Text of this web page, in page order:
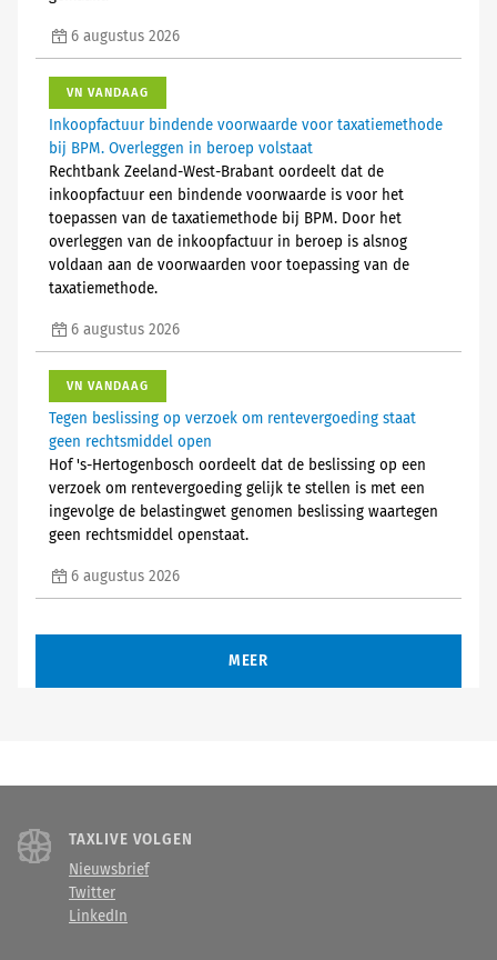
6 augustus 2026
VN VANDAAG
Inkoopfactuur bindende voorwaarde voor taxatiemethode
bij BPM. Overleggen in beroep volstaat
Rechtbank Zeeland-West-Brabant oordeelt dat de
inkoopfactuur een bindende voorwaarde is voor het
toepassen van de taxatiemethode bij BPM. Door het
overleggen van de inkoopfactuur in beroep is alsnog
voldaan aan de voorwaarden voor toepassing van de
taxatiemethode.
6 augustus 2026
VN VANDAAG
Tegen beslissing op verzoek om rentevergoeding staat
geen rechtsmiddel open
Hof 's-Hertogenbosch oordeelt dat de beslissing op een
verzoek om rentevergoeding gelijk te stellen is met een
ingevolge de belastingwet genomen beslissing waartegen
geen rechtsmiddel openstaat.
6 augustus 2026
MEER
TAXLIVE VOLGEN
Nieuwsbrief
Twitter
LinkedIn